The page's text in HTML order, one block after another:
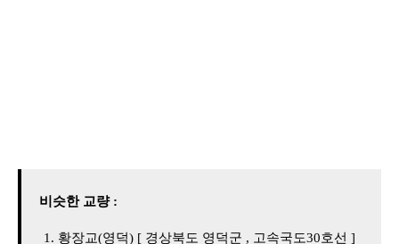
비슷한 교량 :
황장교(영덕) [ 경상북도 영덕군 , 고속국도30호선 ]